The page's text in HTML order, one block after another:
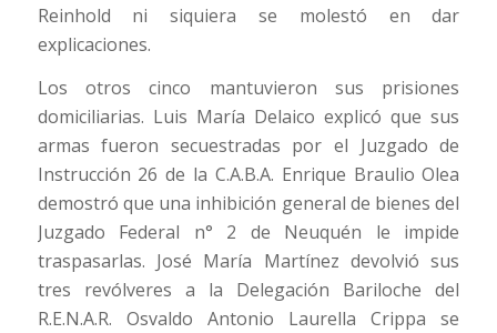
Reinhold ni siquiera se molestó en dar
explicaciones.
Los otros cinco mantuvieron sus prisiones
domiciliarias. Luis María Delaico explicó que sus
armas fueron secuestradas por el Juzgado de
Instrucción 26 de la C.A.B.A. Enrique Braulio Olea
demostró que una inhibición general de bienes del
Juzgado Federal n° 2 de Neuquén le impide
traspasarlas. José María Martínez devolvió sus
tres revólveres a la Delegación Bariloche del
R.E.N.A.R. Osvaldo Antonio Laurella Crippa se